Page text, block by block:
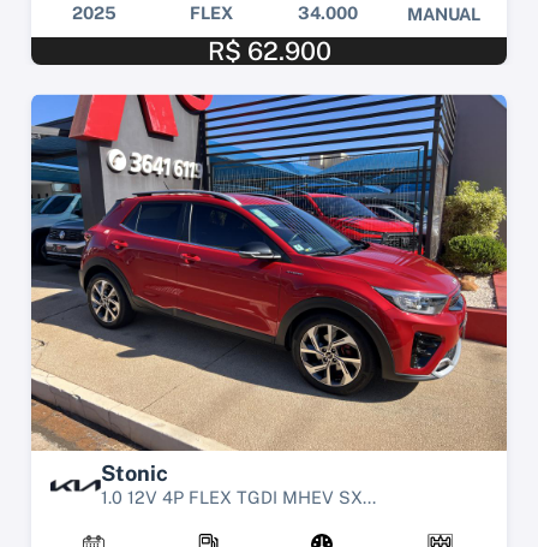
2025 FLEX 34.000 MANUAL
R$ 62.900
Stonic
1.0 12V 4P FLEX TGDI MHEV SX...